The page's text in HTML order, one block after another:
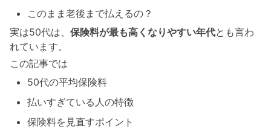
このまま老後まで払えるの？
実は50代は、 保険料が最も高くなりやすい年代とも言わ
れています。
この記事では
50代の平均保険料
払いすぎている人の特徴
保険料を見直すポイント